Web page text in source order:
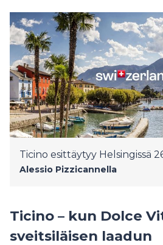
Ticino esittäytyy Helsingissä
Alessio Pizzicannella
Ticino – kun Dolce
sveitsiläisen laadun